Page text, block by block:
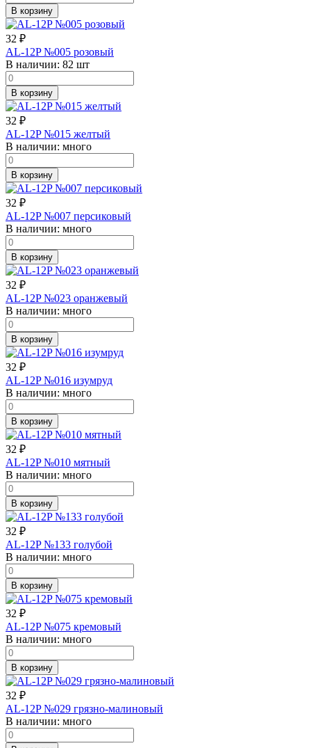
В корзину
32 ₽
AL-12P №005 розовый
В наличии: 82 шт
В корзину
32 ₽
AL-12P №015 желтый
В наличии: много
В корзину
32 ₽
AL-12P №007 персиковый
В наличии: много
В корзину
32 ₽
AL-12P №023 оранжевый
В наличии: много
В корзину
32 ₽
AL-12P №016 изумруд
В наличии: много
В корзину
32 ₽
AL-12P №010 мятный
В наличии: много
В корзину
32 ₽
AL-12P №133 голубой
В наличии: много
В корзину
32 ₽
AL-12P №075 кремовый
В наличии: много
В корзину
32 ₽
AL-12P №029 грязно-малиновый
В наличии: много